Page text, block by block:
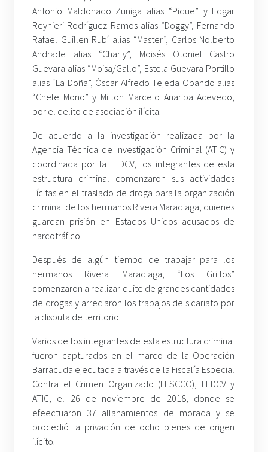
Antonio Maldonado Zuniga alias “Pique” y Edgar
Reynieri Rodríguez Ramos alias “Doggy”, Fernando
Rafael Guillen Rubí alias “Master”, Carlos Nolberto
Andrade alias “Charly”, Moisés Otoniel Castro
Guevara alias “Moisa/Gallo”, Estela Guevara Portillo
alias “La Doña”, Óscar Alfredo Tejeda Obando alias
“Chele Mono” y Milton Marcelo Anariba Acevedo,
por el delito de asociación ilícita.
De acuerdo a la investigación realizada por la
Agencia Técnica de Investigación Criminal (ATIC) y
coordinada por la FEDCV, los integrantes de esta
estructura criminal comenzaron sus actividades
ilícitas en el traslado de droga para la organización
criminal de los hermanos Rivera Maradiaga, quienes
guardan prisión en Estados Unidos acusados de
narcotráfico.
Después de algún tiempo de trabajar para los
hermanos Rivera Maradiaga, “Los Grillos”
comenzaron a realizar quite de grandes cantidades
de drogas y arreciaron los trabajos de sicariato por
la disputa de territorio.
Varios de los integrantes de esta estructura criminal
fueron capturados en el marco de la Operación
Barracuda ejecutada a través de la Fiscalía Especial
Contra el Crimen Organizado (FESCCO), FEDCV y
ATIC, el 26 de noviembre de 2018, donde se
efeectuaron 37 allanamientos de morada y se
procedió la privación de ocho bienes de origen
ilícito.